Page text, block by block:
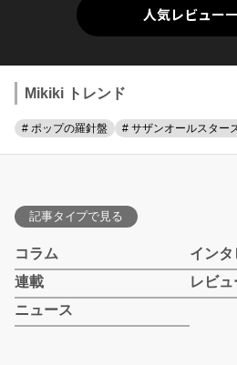
人気レビュー
Mikiki トレンド
# ポップの羅針盤 # サザンオールスター
記事タイプで見る
コラム
イン
連載
レビュ
ニュース